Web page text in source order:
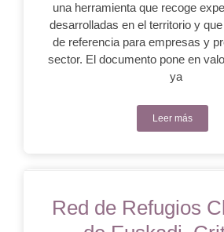
una herramienta que recoge
desarrolladas en el territorio y
de referencia para empresas y
sector. El documento pone en
ya
Leer más
Red de Refugios